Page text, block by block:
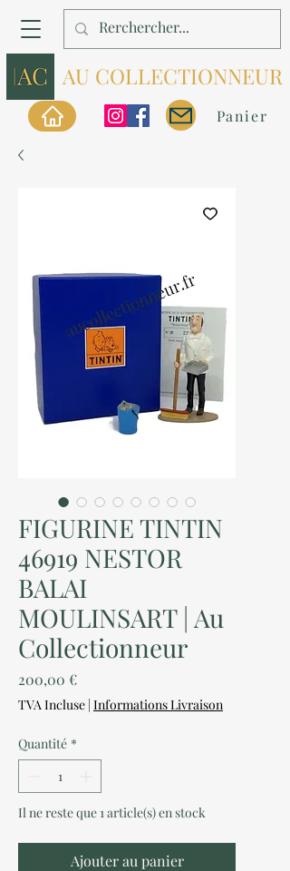
AU COLLECTIONNEUR
Panier
FIGURINE TINTIN
46919 NESTOR
BALAI
MOULINSART | Au
Collectionneur
200,00 €Prix
TVA Incluse | Informations Livraison
Quantité *
Il ne reste que 1 article(s) en stock
Ajouter au panier